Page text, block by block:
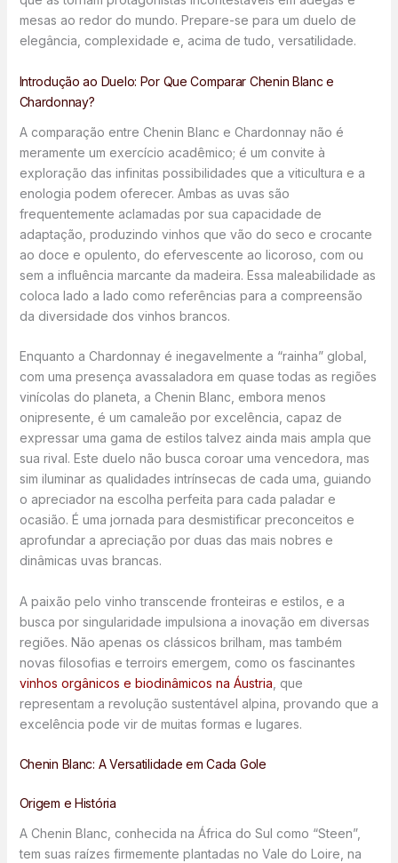
mesas ao redor do mundo. Prepare-se para um duelo de
elegância, complexidade e, acima de tudo, versatilidade.
Introdução ao Duelo: Por Que Comparar Chenin Blanc e
Chardonnay?
A comparação entre Chenin Blanc e Chardonnay não é
meramente um exercício acadêmico; é um convite à
exploração das infinitas possibilidades que a viticultura e a
enologia podem oferecer. Ambas as uvas são
frequentemente aclamadas por sua capacidade de
adaptação, produzindo vinhos que vão do seco e crocante
ao doce e opulento, do efervescente ao licoroso, com ou
sem a influência marcante da madeira. Essa maleabilidade as
coloca lado a lado como referências para a compreensão
da diversidade dos vinhos brancos.
Enquanto a Chardonnay é inegavelmente a “rainha” global,
com uma presença avassaladora em quase todas as regiões
vinícolas do planeta, a Chenin Blanc, embora menos
onipresente, é um camaleão por excelência, capaz de
expressar uma gama de estilos talvez ainda mais ampla que
sua rival. Este duelo não busca coroar uma vencedora, mas
sim iluminar as qualidades intrínsecas de cada uma, guiando
o apreciador na escolha perfeita para cada paladar e
ocasião. É uma jornada para desmistificar preconceitos e
aprofundar a apreciação por duas das mais nobres e
dinâmicas uvas brancas.
A paixão pelo vinho transcende fronteiras e estilos, e a
busca por singularidade impulsiona a inovação em diversas
regiões. Não apenas os clássicos brilham, mas também
novas filosofias e terroirs emergem, como os fascinantes
vinhos orgânicos e biodinâmicos na Áustria , que
representam a revolução sustentável alpina, provando que a
excelência pode vir de muitas formas e lugares.
Chenin Blanc: A Versatilidade em Cada Gole
Origem e História
A Chenin Blanc, conhecida na África do Sul como “Steen”,
tem suas raízes firmemente plantadas no Vale do Loire, na